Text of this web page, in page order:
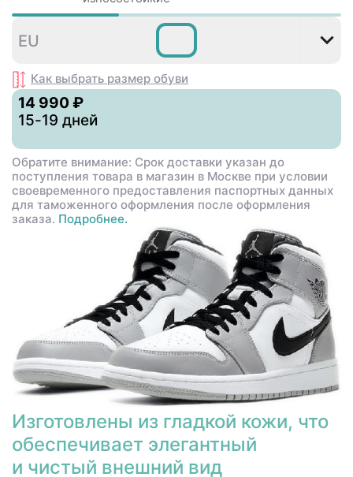
,5
EU
Как выбрать размер обуви
14 990 ₽
15-19 дней
Обратите внимание: Срок доставки указан до
поступления товара в магазин в Москве при условии
своевременного предоставления паспортных данных
для таможенного оформления после оформления
заказа. Подробнее.
Изготовлены из гладкой кожи, что
обеспечивает элегантный
и чистый внешний вид